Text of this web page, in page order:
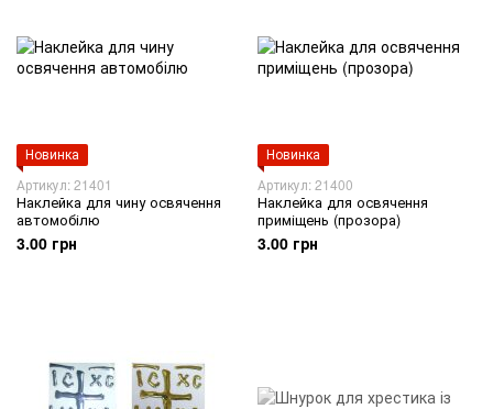
Новинка
Артикул: 21401
Наклейка для чину освячення
автомобілю
3.00 грн
Новинка
Артикул: 21400
Наклейка для освячення
приміщень (прозора)
3.00 грн